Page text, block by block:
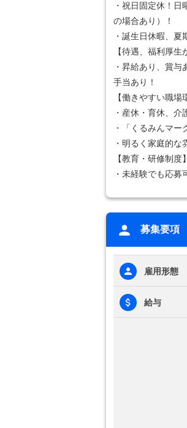
・祝日固定休！
の場合あり）！
・誕生日休暇、夏
【待遇、福利厚生
・昇給あり、賞
手当あり！
【働きやすい職場
・産休・育休、介
・「くるみんマー
・明るく家庭的な
【教育・研修制度】
・未経験でも応
募集要項
雇用形態
給与